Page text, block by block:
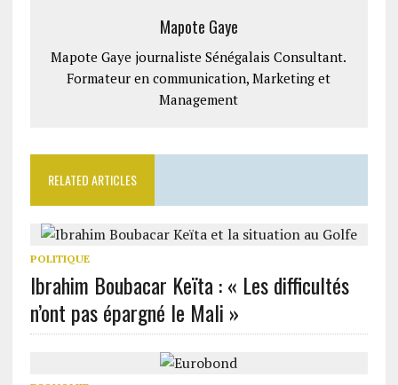
Mapote Gaye
Mapote Gaye journaliste Sénégalais Consultant.
Formateur en communication, Marketing et
Management
RELATED ARTICLES
POLITIQUE
Ibrahim Boubacar Keïta : « Les difficultés
n’ont pas épargné le Mali »